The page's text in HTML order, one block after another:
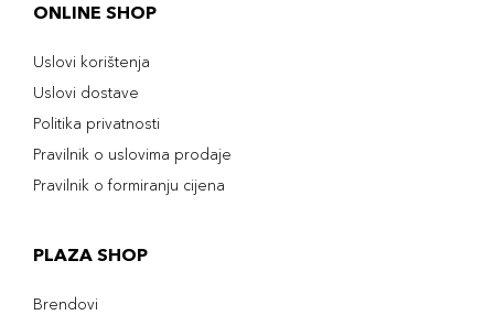
ONLINE SHOP
Uslovi korištenja
Uslovi dostave
Politika privatnosti
Pravilnik o uslovima prodaje
Pravilnik o formiranju cijena
PLAZA SHOP
Brendovi